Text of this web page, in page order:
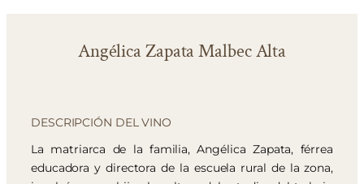
Angélica Zapata Malbec Alta
DESCRIPCIÓN DEL VINO
La matriarca de la familia, Angélica Zapata, férrea
educadora y directora de la escuela rural de la zona,